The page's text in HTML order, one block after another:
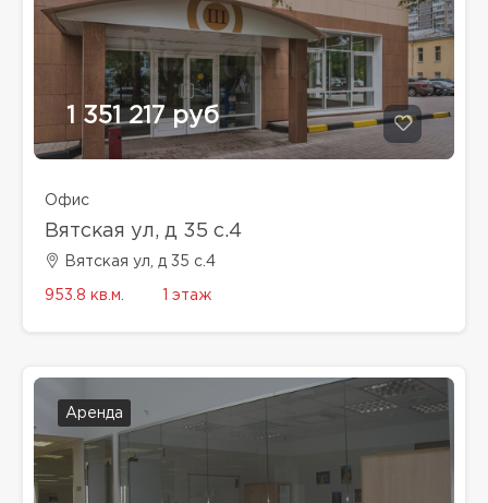
1 351 217 руб
Офис
Вятская ул, д 35 с.4
Вятская ул, д 35 с.4
953.8 кв.м. 1 этаж
Аренда